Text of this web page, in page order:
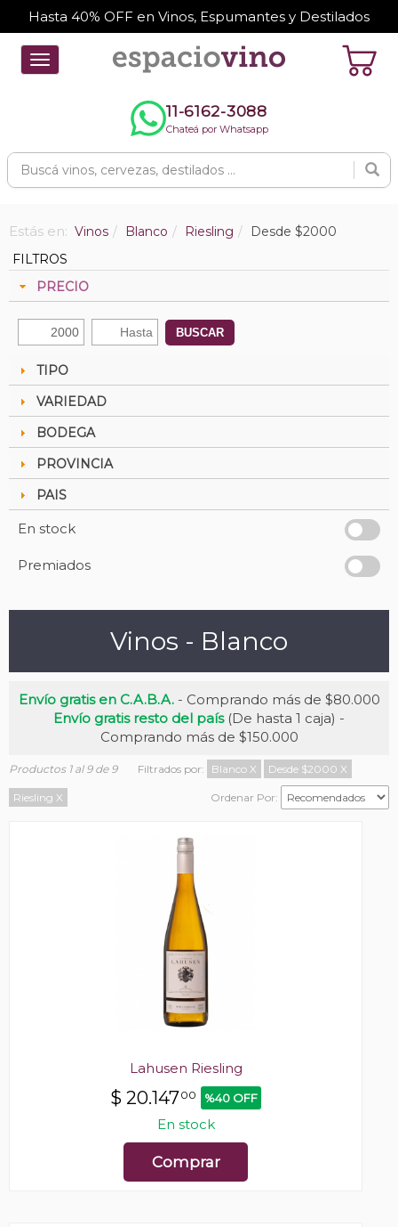
Hasta 40% OFF en Vinos, Espumantes y Destilados
Toggle
navigation
11-6162-3088
Chateá por Whatsapp
Estás en: Vinos Blanco Riesling
Desde $2000
FILTROS
PRECIO
BUSCAR
TIPO
VARIEDAD
BODEGA
PROVINCIA
PAIS
En stock
Premiados
Vinos - Blanco
Envío gratis en C.A.B.A.- Comprando más de $80.000
Envío gratis resto del país(De hasta 1 caja) -
Comprando más de $150.000
Productos 1 al 9 de 9 Filtrados por: Blanco X Desde $2000 X
Riesling X Ordenar Por:
Lahusen Riesling
$ 20.14700 %40 OFF
En stock
Comprar